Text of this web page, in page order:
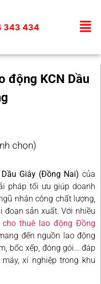
343 434
động KCN Dầu
chọn)
Giây (Đồng Nai) của
pháp tối ưu giúp doanh
nhân công chất lượng,
đoạn sản xuất. Với nhiều
cho thuê lao động Đồng
đến nguồn lao động
bốc xếp, đóng gói… đáp
xí nghiệp trong khu